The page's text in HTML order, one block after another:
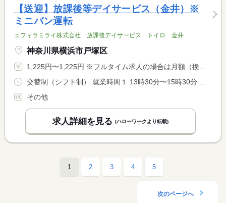
【送迎】放課後等デイサービス（金井）※
ミニバン運転
エフィラミライ株式会社 放課後デイサービス トイロ 金井
神奈川県横浜市戸塚区
1,225円〜1,225円 ※フルタイム求人の場合は月額（換算額）、パート求人の場合は時間額を表示しています。
その他
求人詳細を見る (ハローワークより転載)
1 2 3 4 5
次のページへ